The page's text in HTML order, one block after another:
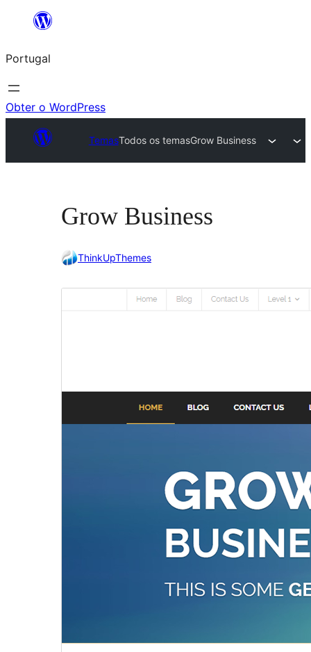
Saltar
o
conteúdo
Portugal
Obter o WordPress
TemasTodos os temasGrow Business
Grow Business
ThinkUpThemes